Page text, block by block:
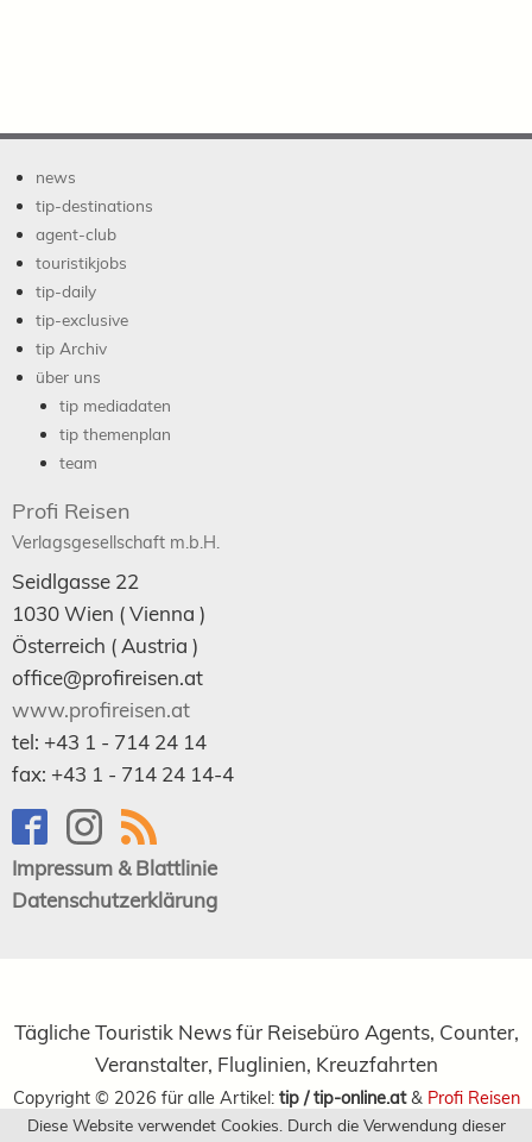
Diese Website verwendet Cookies. Durch die Verwendung dieser
news
tip-destinations
agent-club
touristikjobs
tip-daily
tip-exclusive
tip Archiv
über uns
tip mediadaten
tip themenplan
team
Profi Reisen
Verlagsgesellschaft m.b.H.
Seidlgasse 22
1030Wien ( Vienna )
Österreich ( Austria )
office@profireisen.at
www.profireisen.at
tel: +43 1 - 714 24 14
fax: +43 1 - 714 24 14-4
Impressum & Blattlinie
Datenschutzerklärung
Tägliche Touristik News für Reisebüro Agents, Counter,
Veranstalter, Fluglinien, Kreuzfahrten
Copyright © 2026 für alle Artikel: tip / tip-online.at& Profi Reisen
Verlagsgesellschaft m.b.H.